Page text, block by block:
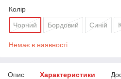
Колір
Чорний Бордовий Синій
Немає в наявності
Опис Характеристики